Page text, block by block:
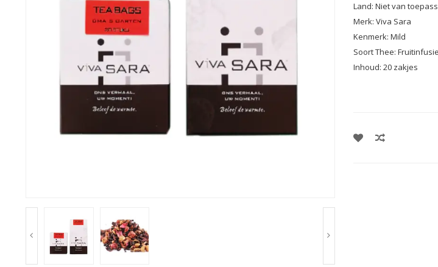
Land: Niet van
Merk: Viva Sara
Kenmerk: Mild
Soort Thee: Fruitinfusie
Inhoud: 20 zakjes